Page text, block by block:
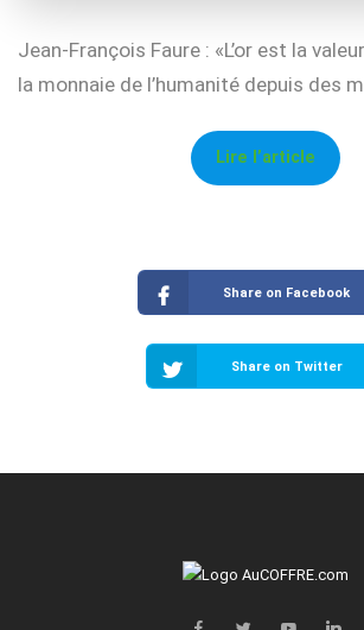
Jean-François Faure : «L’or est la
la monnaie de l’humanité depuis des
Lire l’article
Share on Facebook
Share on Twitter